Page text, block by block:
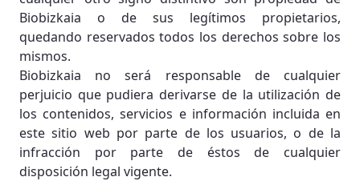
Biobizkaia o de sus legítimos propietarios,
quedando reservados todos los derechos sobre los
mismos.
Biobizkaia no será responsable de cualquier
perjuicio que pudiera derivarse de la utilización de
los contenidos, servicios e información incluida en
este sitio web por parte de los usuarios, o de la
infracción por parte de éstos de cualquier
disposición legal vigente.